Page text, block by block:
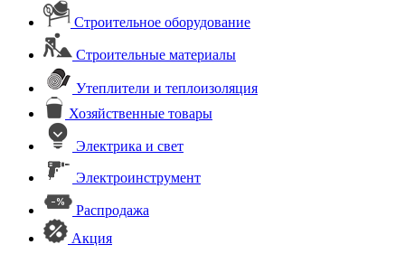
Строительное оборудование
Строительные материалы
Утеплители и теплоизоляция
Хозяйственные товары
Электрика и свет
Электроинструмент
Распродажа
Акция